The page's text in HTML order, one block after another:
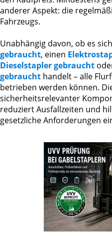
anderer Aspekt: die
Fahrzeugs.
Unabhängig davon, ob es
gebraucht, einen
Dieselstapler gebraucht
gebraucht handelt – alle
betrieben werden können.
sicherheitsrelevanter
reduziert Ausfallzeiten und
gesetzliche Anforderungen